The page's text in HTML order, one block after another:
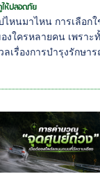
ให้ปลอดภัย
ไหนมาไหน การเลือก
งใครหลายคน เพราะ
เรื่องการบำรุงรักษา